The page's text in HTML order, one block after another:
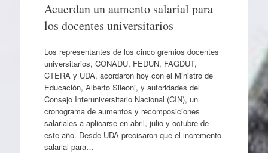
Acuerdan un aumento salarial para
los docentes universitarios
Los representantes de los cinco gremios docentes
universitarios, CONADU, FEDUN, FAGDUT,
CTERA y UDA, acordaron hoy con el Ministro de
Educación, Alberto Sileoni, y autoridades del
Consejo Interuniversitario Nacional (CIN), un
cronograma de aumentos y recomposiciones
salariales a aplicarse en abril, julio y octubre de
este año. Desde UDA precisaron que el incremento
salarial para…